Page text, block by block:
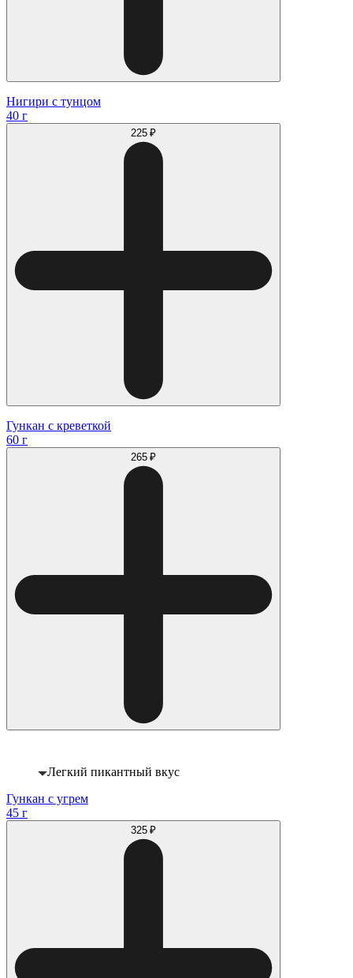
Нигири с тунцом
40 г
225 ₽
Гункан с креветкой
60 г
265 ₽
Легкий пикантный вкус
Гункан с угрем
45 г
325 ₽